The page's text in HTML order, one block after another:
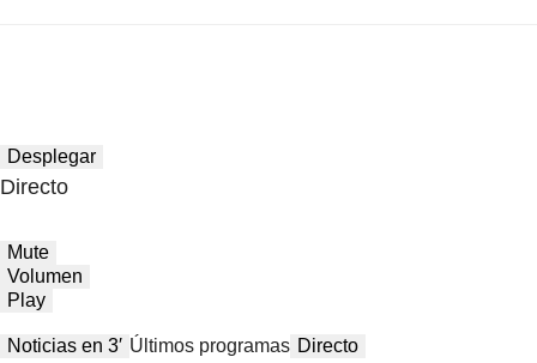
Desplegar
Directo
Mute
Volumen
Play
Noticias en 3′ Últimos programas Directo